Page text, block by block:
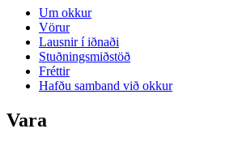
Um okkur
Vörur
Lausnir í iðnaði
Stuðningsmiðstöð
Fréttir
Hafðu samband við okkur
Vara